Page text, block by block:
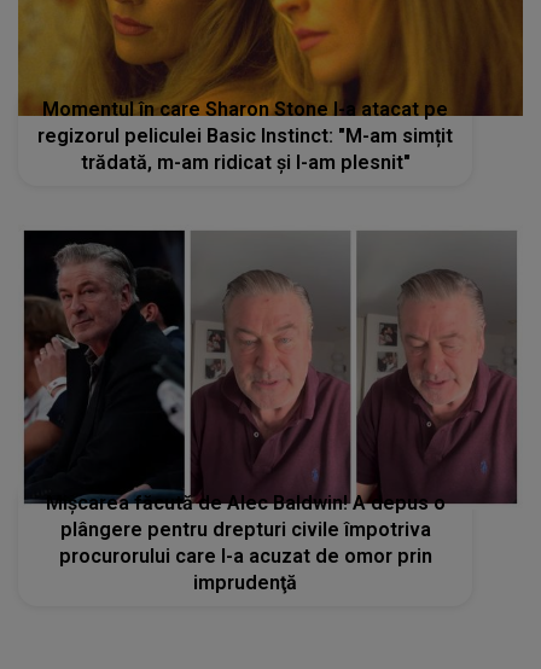
Momentul în care Sharon Stone l-a atacat pe
regizorul peliculei Basic Instinct: "M-am simțit
trădată, m-am ridicat și l-am plesnit"
Mișcarea făcută de Alec Baldwin! A depus o
plângere pentru drepturi civile împotriva
procurorului care l-a acuzat de omor prin
imprudenţă